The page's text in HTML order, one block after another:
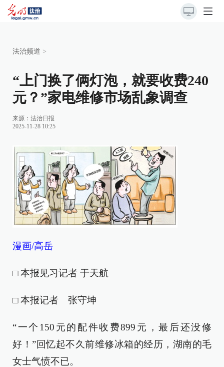
法治频道 >
“上门换了俩灯泡，就要收费240
元？”家电维修市场乱象调查
来源： 法治日报
2025-11-28 10:25
漫画/高岳
□ 本报见习记者 于天航
□ 本报记者 张守坤
“一个150元的配件收费899元，最后还没修
好！”回忆起不久前维修冰箱的经历，湖南的毛
女士气愤不已。